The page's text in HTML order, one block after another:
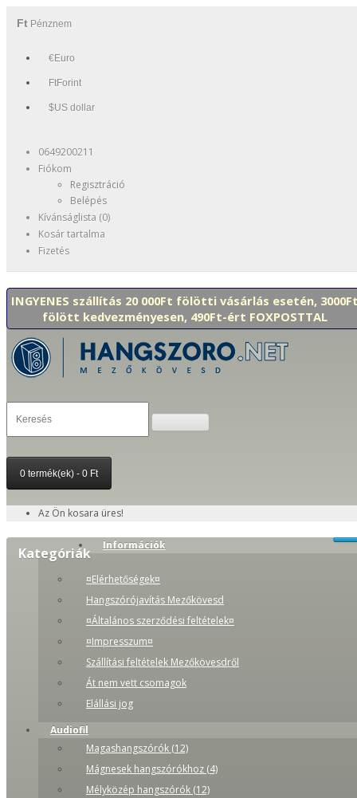
Ft Pénznem
€Euro
FtForint
$US dollar
0649200211
Fiókom
Regisztráció
Belépés
Kívánságlista (0)
Kosár tartalma
Fizetés
INGYENES szállítás 20 000Ft fölötti vásárlás esetén,
fölött kedvezményesen, 490Ft-ért FOXPOSTTAL
0 termék(ek) - 0 Ft
Az Ön kosara üres!
Kategóriák Információk
¤Elérhetőségek¤
Hangszórójavítás Mezőkövesd
¤Általános szerződési feltételek¤
¤Impresszum¤
Szállítási feltételek Mezőkövesdről
Át nem vett csomagok
Elállási jog
Audiofil
Magashangszórók (12)
Mágnesek hangszórókhoz (4)
Mélyközép hangszórók (12)